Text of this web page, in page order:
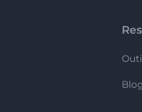
Blog